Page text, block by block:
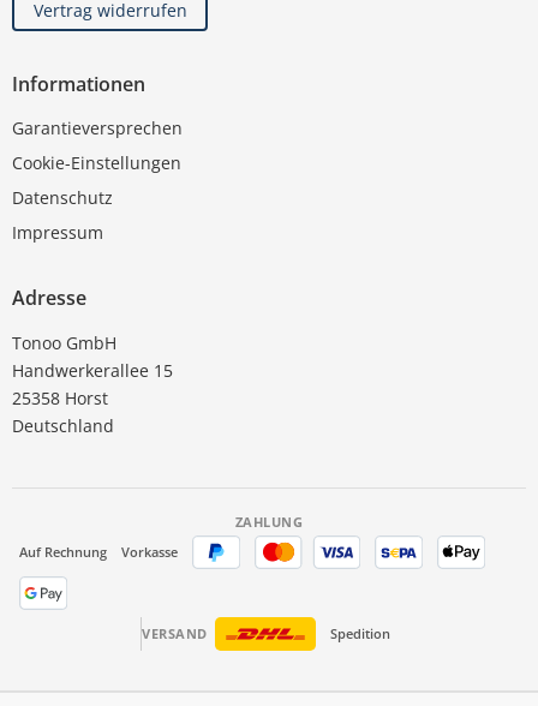
Vertrag widerrufen
Informationen
Garantieversprechen
Cookie-Einstellungen
Datenschutz
Impressum
Adresse
Tonoo GmbH
Handwerkerallee 15
25358 Horst
Deutschland
ZAHLUNG
Auf Rechnung
Vorkasse
VERSAND Spedition